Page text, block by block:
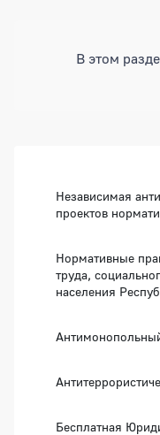
В этом
Независимая
проектов
Нормативные
труда,
населения
Бесплатная